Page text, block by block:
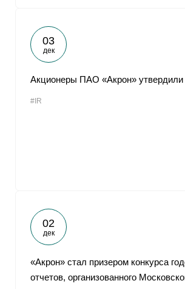
03
дек
Акционеры ПАО «Акрон»
#IR
02
дек
«Акрон» стал призером конкурса
отчетов, организованного